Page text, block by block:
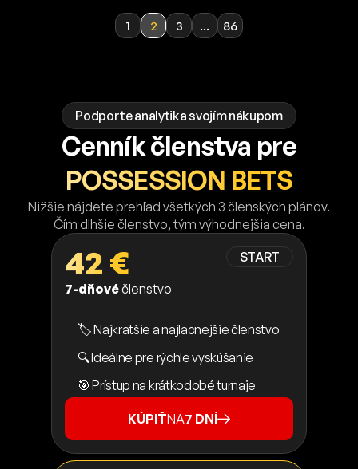
1 2 3 ... 86
Podporte analytika svojím nákupom
Cenník členstva pre
POSSESSION BETS
Nižšie nájdete prehľad všetkých 3 členských plánov.
Čím dlhšie členstvo, tým výhodnejšia cena.
START
42 €
7-dňovéčlenstvo
🏷️ Najkratšie a najlacnejšie členstvo
🔍 Ideálne pre rýchle vyskúšanie
🎯 Prístup na krátkodobé turnaje
KÚPIŤNA7 DNÍ